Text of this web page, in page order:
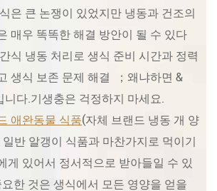
은 큰 논쟁이 있었지만 냉동과 건조의
매우 똑똑한 해결 방안이 될 수 있다
식 냉동 처리로 생식 준비 시간과 정력
생식 보존 문제 해결 ；왜냐하면 &
니다.기생충은 걱정하지 마세요.
애완동물 식품(자체 브랜드 냉동 개 양
반 알갱이 식품과 마찬가지로 먹이기
게 있어서 정서적으로 받아들일 수 있
한 것은 생식에서 모든 영양을 얻을